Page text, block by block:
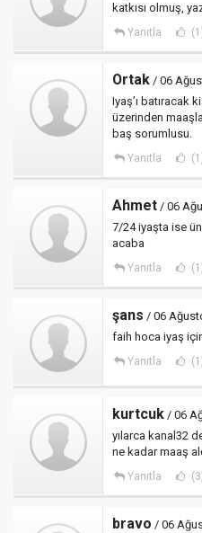
katkısı olmuş,
Yanıtla
Ortak / 06
Iyaş’ı batıracak
üzerinden
baş sorumlusu.
Yanıtla
Ahmet / 06
7/24 iyaşta ise
acaba
Yanıtla
şans / 06
faih hoca iyaş
Yanıtla
kurtcuk / 06
yılarca kanal32
ne kadar maaş
Yanıtla
bravo / 06